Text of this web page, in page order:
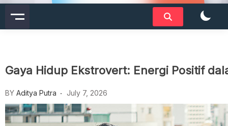
Gaya Hidup Ekstrovert: Energi Positif
BY Aditya Putra July 7, 2026